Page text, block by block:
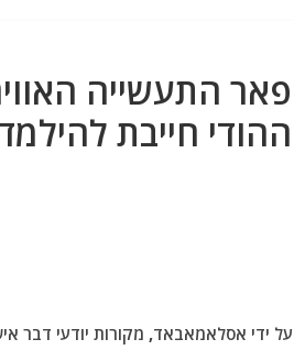
התעשייה
חייבת
אסלאמאבאד, מקורות יודעי דבר